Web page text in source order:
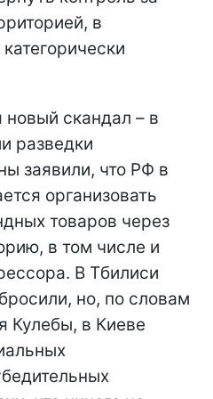
в
новый скандал – в
разведки
заявили, что РФ в
организовать
товаров через
в том числе и
В Тбилиси
но, по словам
Кулебы, в Киеве